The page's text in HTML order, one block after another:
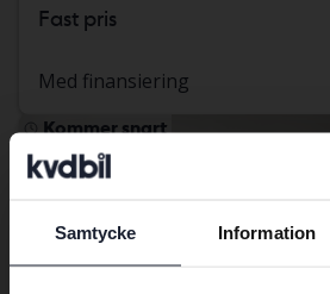
Samtycke Information
Fast pris
Med finansiering
Kommer snart
Preferred language